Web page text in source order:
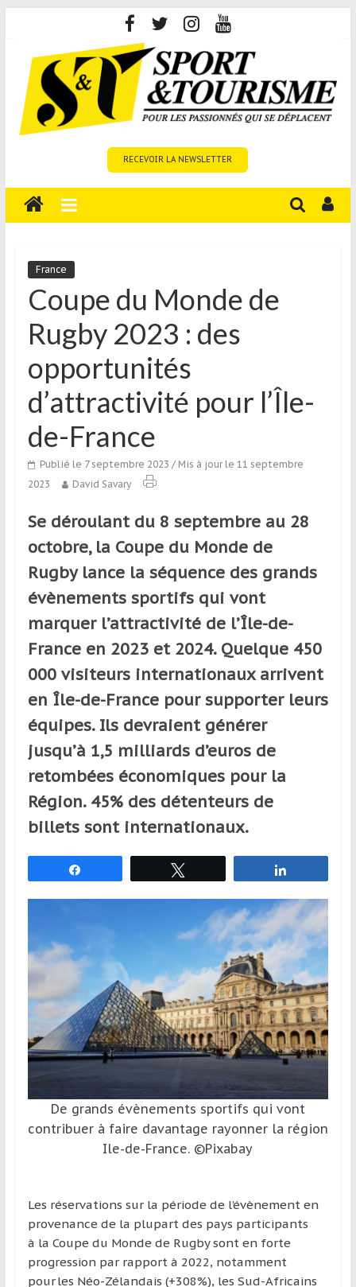
content
Tourisme
est
média
sur
tourisme
sportif
qui
s’adresse
aux
voyageurs
ponctuels
ou
réguliers,
passionnés
simples
spectateurs
de
qui
déplacent
France
l’étranger
pour
assouvir
leur
tout
en
profitant
découverte
culturelle
d’un
pays
d’une
RECEVOIR LA NEWSLETTER
France
Coupe du Monde de
Rugby 2023 : des
opportunités
d’attractivité pour l’Île-
de-France
Publié le 7 septembre 2023 / Mis à jour le 11 septembre
2023
David Savary
Se déroulant du 8 septembre au 28
octobre, la Coupe du Monde de
Rugby lance la séquence des grands
évènements sportifs qui vont
marquer l’attractivité de l’Île-de-
France en 2023 et 2024. Quelque 450
000 visiteurs internationaux arrivent
en Île-de-France pour supporter leurs
équipes. Ils devraient générer
jusqu’à 1,5 milliards d’euros de
retombées économiques pour la
Région. 45% des détenteurs de
billets sont internationaux.
De grands évènements sportifs qui vont
contribuer à faire davantage rayonner la région
Ile-de-France. ©Pixabay
Les réservations sur la période de l’évènement en
provenance de la plupart des pays participants
à la Coupe du Monde de Rugby sont en forte
progression par rapport à 2022, notamment
pour les Néo-Zélandais (+308%), les Sud-Africains